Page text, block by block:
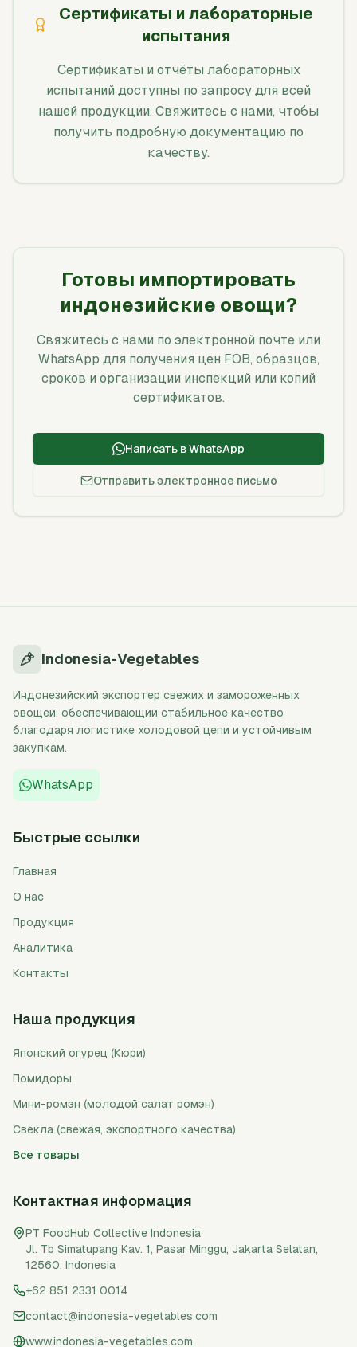
Сертификаты и лабораторные
испытания
Сертификаты и отчёты лабораторных
испытаний доступны по запросу для всей
нашей продукции. Свяжитесь с нами, чтобы
получить подробную документацию по
качеству.
Готовы импортировать
индонезийские овощи?
Свяжитесь с нами по электронной почте или
WhatsApp для получения цен FOB, образцов,
сроков и организации инспекций или копий
сертификатов.
Написать в WhatsApp
Отправить электронное письмо
Indonesia-Vegetables
Индонезийский экспортер свежих и замороженных
овощей, обеспечивающий стабильное качество
благодаря логистике холодовой цепи и устойчивым
закупкам.
WhatsApp
Быстрые ссылки
Главная
О нас
Продукция
Аналитика
Контакты
Наша продукция
Японский огурец (Кюри)
Помидоры
Мини-ромэн (молодой салат ромэн)
Свекла (свежая, экспортного качества)
Все товары
Контактная информация
PT FoodHub Collective Indonesia
Jl. Tb Simatupang Kav. 1, Pasar Minggu, Jakarta Selatan,
12560, Indonesia
+62 851 2331 0014
contact@indonesia-vegetables.com
www.indonesia-vegetables.com